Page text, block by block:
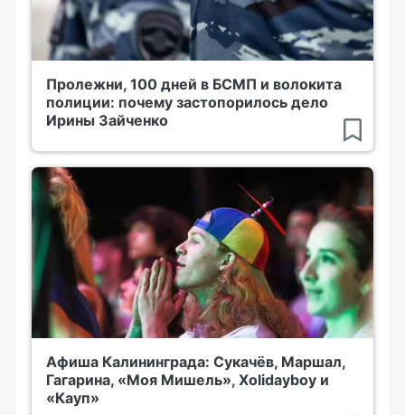
Пролежни, 100 дней в БСМП и волокита
полиции: почему застопорилось дело
Ирины Зайченко
Афиша Калининграда: Сукачёв, Маршал,
Гагарина, «Моя Мишель», Xolidayboy и
«Кауп»